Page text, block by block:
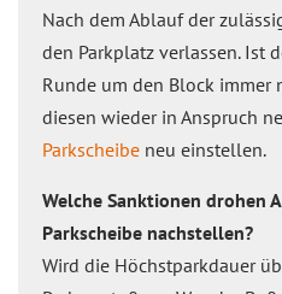
Nach dem Ablauf der
den Parkplatz verlassen. Ist
Runde um den Block immer
diesen wieder in Anspruch
Parkscheibe neu einstellen.
Welche Sanktionen drohen
Parkscheibe nachstellen?
Wird die Höchstparkdauer